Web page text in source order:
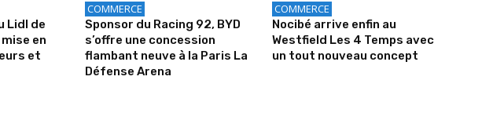
Lidl de
en
et
COMMERCE
Sponsor du Racing 92, BYD
s’offre une concession
flambant neuve à la Paris La
Défense Arena
COMMERCE
Nocibé arrive enfin au
Westfield Les 4 Temps avec
un tout nouveau concept